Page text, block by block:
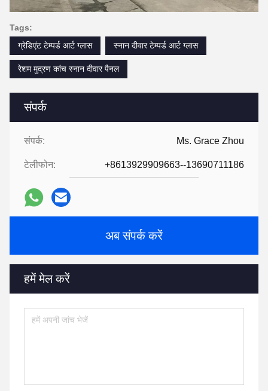
संपर्क
संपर्क: Ms. Grace Zhou
टेलीफोन: +8613929909663--13690711186
अब संपर्क करें
हमें मेल करें
Tags:
ग्रेडिएंट टेम्पर्ड आर्ट ग्लास
स्नान दीवार टेम्पर्ड आर्ट ग्लास
रेशम मुद्रण कांच स्नान दीवार पैनल